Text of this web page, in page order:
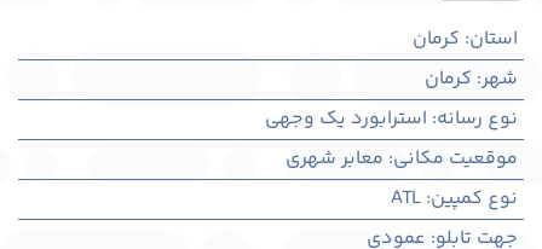
استان: کرمان
شهر: كرمان
نوع رسانه: استرابورد یک وجهی
موقعیت مکانی: معابر شهری
نوع کمپین:
ATL
جهت تابلو: عمودی